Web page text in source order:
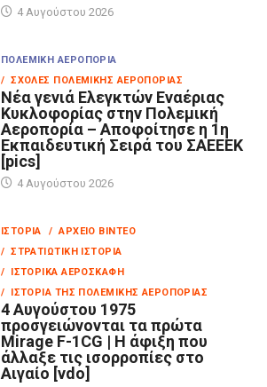
4 Αυγούστου 2026
ΠΟΛΕΜΙΚΉ ΑΕΡΟΠΟΡΊΑ
/ ΣΧΟΛΈΣ ΠΟΛΕΜΙΚΉΣ ΑΕΡΟΠΟΡΊΑΣ
Νέα γενιά Ελεγκτών Εναέριας
Κυκλοφορίας στην Πολεμική
Αεροπορία – Αποφοίτησε η 1η
Εκπαιδευτική Σειρά του ΣΑΕΕΕΚ
[pics]
4 Αυγούστου 2026
ΙΣΤΟΡΊΑ
/ ΑΡΧΕΊΟ ΒΊΝΤΕΟ
/ ΣΤΡΑΤΙΩΤΙΚΉ ΙΣΤΟΡΊΑ
/ ΙΣΤΟΡΙΚΆ ΑΕΡΟΣΚΆΦΗ
/ ΙΣΤΟΡΊΑ ΤΗΣ ΠΟΛΕΜΙΚΉΣ ΑΕΡΟΠΟΡΊΑΣ
4 Αυγούστου 1975
προσγειώνονται τα πρώτα
Mirage F-1CG | Η άφιξη που
άλλαξε τις ισορροπίες στο
Αιγαίο [vdo]